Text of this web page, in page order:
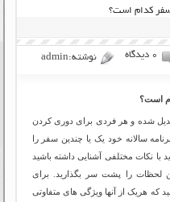
سفر کدام است؟
۰ دیدگاه نوشته:admin
است؟
شده و هر فردی برای دوری کردن
سالانه خود یک یا چندین سفر را
با نکات مختلفی آشنایی داشته باشید
لحظات را پشت سر بگذارید. برای
که هریک از آنها ویژگی های متفاوتی